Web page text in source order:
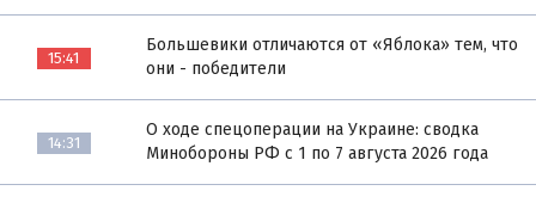
15:41
Большевики отличаются от «Яблока» тем, что
они - победители
14:31
О ходе спецоперации на Украине: сводка
Минобороны РФ с 1 по 7 августа 2026 года